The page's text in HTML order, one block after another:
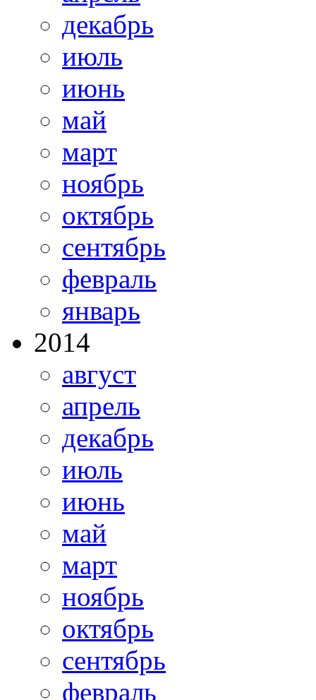
декабрь
июль
июнь
май
март
ноябрь
октябрь
сентябрь
февраль
январь
2014
август
апрель
декабрь
июль
июнь
май
март
ноябрь
октябрь
сентябрь
февраль